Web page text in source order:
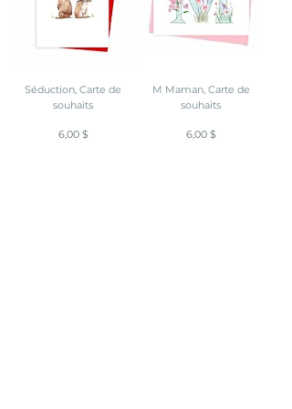
Séduction, Carte de
souhaits
Prix
6,00 $
M Maman, Carte de
souhaits
Prix
6,00 $